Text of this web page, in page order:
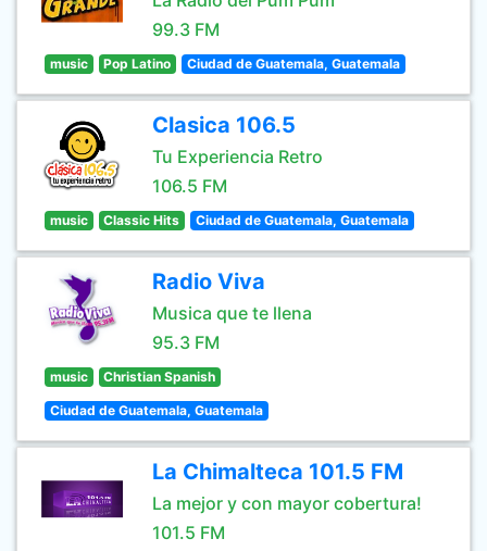
99.3 FM
music Pop Latino Ciudad de Guatemala, Guatemala
Clasica 106.5
Tu Experiencia Retro
106.5 FM
music Classic Hits Ciudad de Guatemala, Guatemala
Radio Viva
Musica que te llena
95.3 FM
music Christian Spanish
Ciudad de Guatemala, Guatemala
La Chimalteca 101.5 FM
La mejor y con mayor cobertura!
101.5 FM